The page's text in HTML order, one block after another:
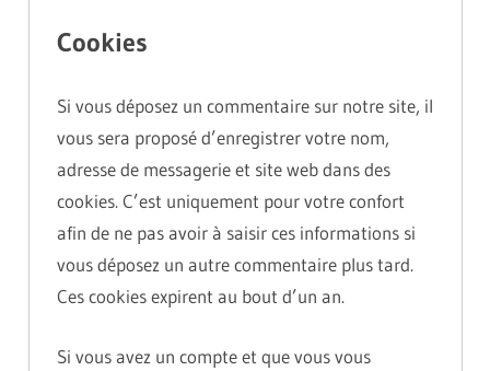
Cookies
Si vous déposez un commentaire sur notre site, il
vous sera proposé d’enregistrer votre nom,
adresse de messagerie et site web dans des
cookies. C’est uniquement pour votre confort
afin de ne pas avoir à saisir ces informations si
vous déposez un autre commentaire plus tard.
Ces cookies expirent au bout d’un an.
Si vous avez un compte et que vous vous